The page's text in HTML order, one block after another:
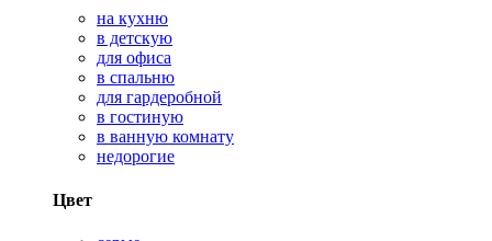
на кухню
в детскую
для офиса
в спальню
для гардеробной
в гостиную
в ванную комнату
недорогие
Цвет